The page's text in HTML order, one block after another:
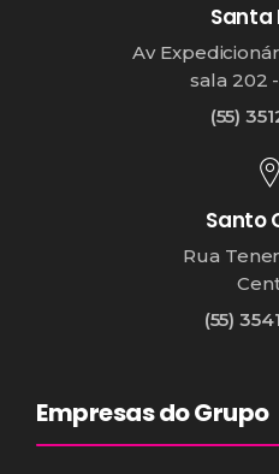
Santa
Av
sala 202
(55)
Santo
Rua
(55)
Empresas do Grupo